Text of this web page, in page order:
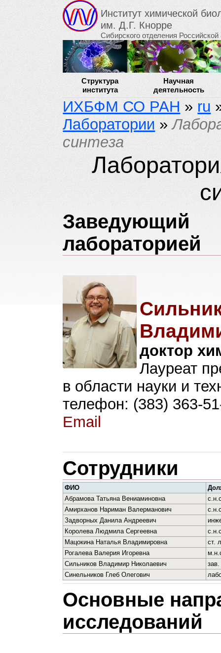
Институт химической
им. Д.Г. Кнорре
Сибирского отделения
Структура
института
Научная
деятельность
ИХБФМ СО РАН » ru
Лаборатории »
синтеза
Заведующий
лабораторией
доктор
Лауреат
в области науки и
телефон: (383) 363-
Email
Сотрудники
ФИО
Абрамова Татьяна Вениаминовна
Амирханов Нариман Валерманович
Задворных Данила Андреевич
Королева Людмила Сергеевна
Мацокина Наталья Владимировна
ст.
Рогалева Валерия Игоревна
Сильников Владимир Николаевич
Синельников Глеб Олегович
Основные
исследований